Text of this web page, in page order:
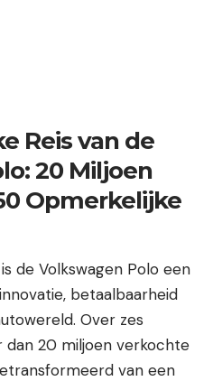
Reis van de
20 Miljoen
Opmerkelijke
de Volkswagen Polo een
betaalbaarheid
Over zes
20 miljoen verkochte
van een